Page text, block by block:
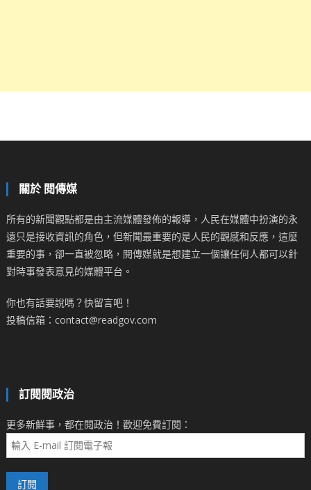
關於 閱傳媒
所有的新聞觀點都是由主流媒體發佈的報導，人民在媒體中扮演的永
遠只是接收資訊的角色，但新聞最重要的是人民的觀感和反應，這麼
重要的事，卻一直被忽略，閱傳媒就是想建立一個讓任何人都可以針
對時事發表意見的媒體平台。
你也有話要說嗎？快留言吧！
投稿信箱：contact@readgov.com
訂閱閱政治
更多新鮮事，都在閱政治！歡迎免費訂閱：